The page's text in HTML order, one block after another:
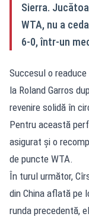
Sierra.
WTA, nu a
6-0, într-un
Succesul o
la Roland Garros
revenire solidă în
Pentru această
asigurat şi o
de puncte WTA.
În turul următor,
din China aflată pe
runda precedentă,